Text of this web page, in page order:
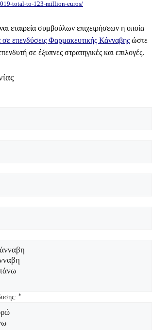
total-to-123-million-euros/
εταιρεία συμβούλων επιχειρήσεων η οποία
σε επενδύσεις Φαρμακευτικής Κάνναβης ώστε
σε έξυπνες στρατηγικές και επιλογές.
*